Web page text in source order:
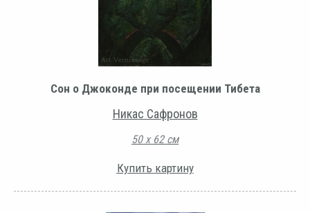
Сон о Джоконде при посещении Тибета
Никас Сафронов
50 х 62 см
Купить картину